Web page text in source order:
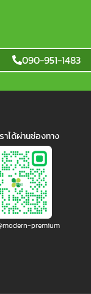
090-951-1483
าได้ผ่านช่องทาง
premium